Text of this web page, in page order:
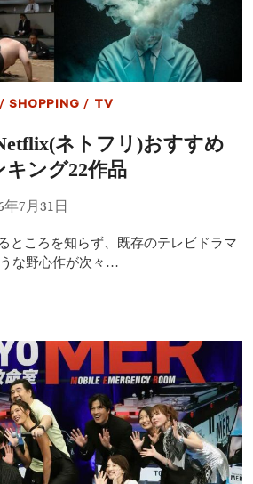
/SHOPPING / TV
ネトフリ)おすすめ
キング22作品
年7月31日
ところを知らず、既存のテレビドラマ
な野心作が次々…